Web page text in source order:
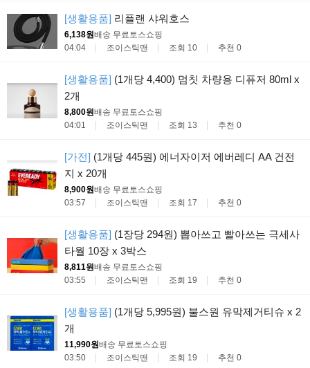
[생활용품] 리플랜 샤워호스
6,138원배송 무료토스쇼핑
04:04
조이스틱맨 조회 10 추천 0
[생활용품] (1개당 4,400) 멈칫 차량용 디퓨저 80ml x
2개
8,800원배송 무료토스쇼핑
04:01
조이스틱맨 조회 13 추천 0
[가전] (1개당 445원) 에너자이저 에버레디 AA 건전
지 x 20개
8,900원배송 무료토스쇼핑
03:57
조이스틱맨 조회 17 추천 0
[생활용품] (1장당 294원) 뽑아쓰고 빨아쓰는 극세사
타월 10장 x 3박스
8,811원배송 무료토스쇼핑
03:55
조이스틱맨 조회 19 추천 0
[생활용품] (1개당 5,995원) 불스원 유막제거티슈 x 2
개
11,990원배송 무료토스쇼핑
03:50
조이스틱맨 조회 19 추천 0